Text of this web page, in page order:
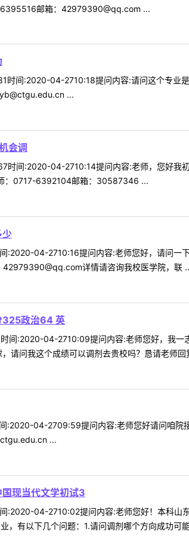
6395516邮箱：42979390@qq.com ...
时间:2020-04-2710:18提问内容:请问这个专业
...
会调
时间:2020-04-2710:14提问内容:老师，您好我
：0717-6392104邮箱：30587346 ...
少
:2020-04-2710:16提问内容:老师您好，请问一
详情请咨询我校医学院，联
325政治64 英
间:2020-04-2710:09提问内容:老师您好，我
请问我这个成绩可以调剂去贵校吗？恳请老师回
04-2709:59提问内容:老师您好请问咱院
...
现当代文学初试3
:2020-04-2710:02提问内容:老师您好！本科山
，有以下几个问题：1.请问调剂哪个方向成功可